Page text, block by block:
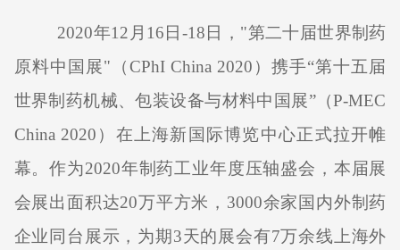
2020年12 月 16 日 -18 日， "第二十届世界制药
原料中国展" （CPhI China 2020 ）携手“第十五届
世界制药机械、包装设备与材料中国展”（P-MEC
China 2020 ）在上海新国际博览中心正式拉开帷
幕。作为2020年制药工业年度压轴盛会，本届展
会展出面积达20万平方米， 3000余家国内外制药
企业同台展示，为期3天的展会有7万余线上海外